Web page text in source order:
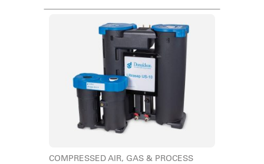
COMPRESSED AIR, GAS & PROCESS